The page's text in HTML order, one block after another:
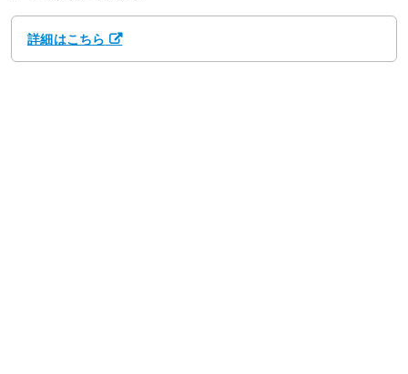
詳細はこちら